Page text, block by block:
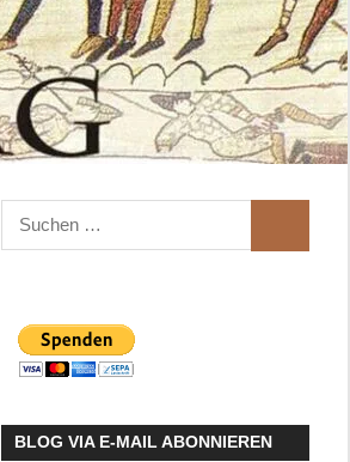
Suchen
nach:
BLOG VIA E-MAIL ABONNIEREN